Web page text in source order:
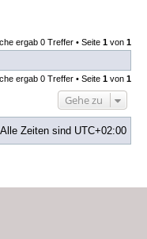
ergab 0 Treffer • Seite 1 von 1
ergab 0 Treffer • Seite 1 von 1
Gehe zu
Alle Zeiten sind UTC+02:00